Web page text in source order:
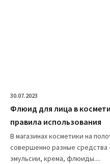
30.07.2023
Флюид для лица в
правила использования
В магазинах косметики на
совершенно разные средства
эмульсии, крема, флюиды....